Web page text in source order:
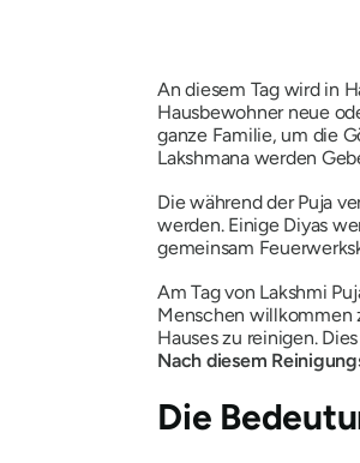
An diesem Tag wird in
Hausbewohner neue
ganze Familie, um die
Lakshmana werden
Die während der Puja
werden. Einige Diyas
gemeinsam
Am Tag von Lakshmi
Menschen willkommen
Hauses zu reinigen.
Nach diesem
Die